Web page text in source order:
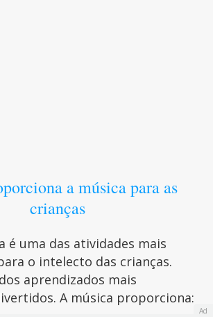
a música para as
crianças
é uma das atividades mais
o intelecto das crianças.
aprendizados mais
A música proporciona:
Ad